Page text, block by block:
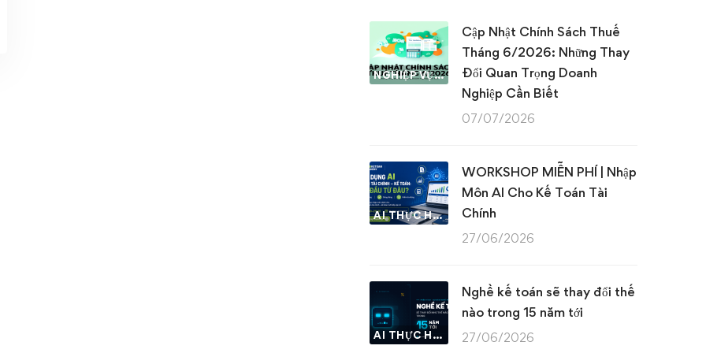
NGHIỆP VỤ KẾ TOÁN & THUẾ
Cập Nhật Chính Sách Thuế
Tháng 6/2026: Những Thay
Đổi Quan Trọng Doanh
Nghiệp Cần Biết
07/07/2026
AI THỰC HÀNH
WORKSHOP MIỄN PHÍ | Nhập
Môn AI Cho Kế Toán Tài
Chính
27/06/2026
AI THỰC HÀNH
Nghề kế toán sẽ thay đổi thế
nào trong 15 năm tới
27/06/2026